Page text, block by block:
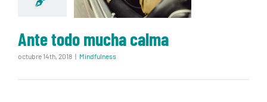
Ante todo mucha calma
octubre 14th, 2018 | Mindfulness